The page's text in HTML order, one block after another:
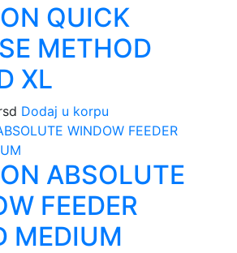
QUICK
METHOD
XL
Dodaj u korpu
ABSOLUTE
FEEDER
MEDIUM